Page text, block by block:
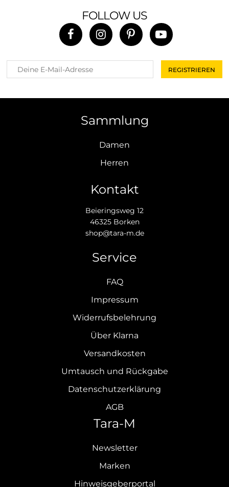
FOLLOW US
Sammlung
Damen
Herren
Kontakt
Beieringsweg 12
46325 Borken
shop@tara-m.de
Service
FAQ
Impressum
Widerrufsbelehrung
Über Klarna
Versandkosten
Umtausch und Rückgabe
Datenschutzerklärung
AGB
Tara-M
Newsletter
Marken
Hinweisgeberportal